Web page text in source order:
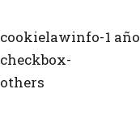
cookielawinfo-
checkbox-
others
1 año